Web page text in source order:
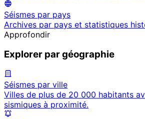
Séismes par pays
Archives par pays et statistiques
Approfondir
Explorer par géographie
Séismes par ville
Villes de plus de 20 000 habitants
sismiques à proximité.